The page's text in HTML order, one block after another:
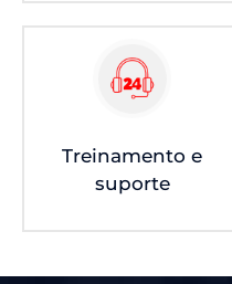
Treinamento e
suporte